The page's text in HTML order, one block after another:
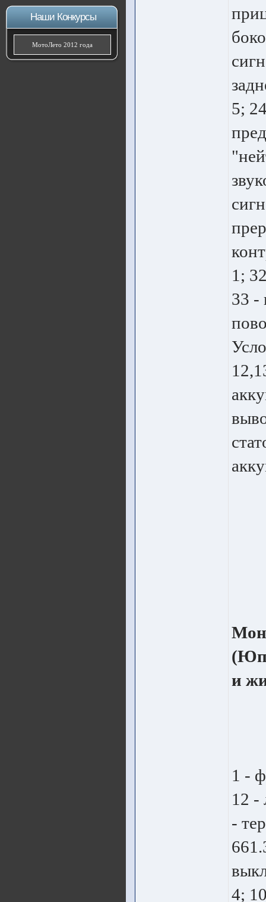
Наши Конкурсы
МотоЛето 2012 года
5;
1;
33 -
и
1 -
12 -
-
4;